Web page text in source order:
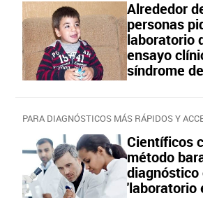
Alrededor
personas
laboratorio
ensayo
síndrome
PARA DIAGNÓSTICOS MÁS RÁPIDOS Y
Científicos
método
diagnóstico
'laboratorio